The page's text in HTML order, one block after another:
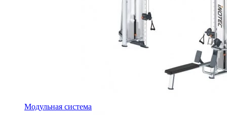
Модульная система